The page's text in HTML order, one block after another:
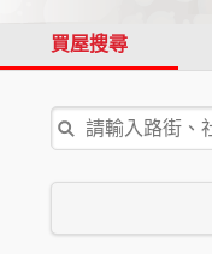
買屋搜尋